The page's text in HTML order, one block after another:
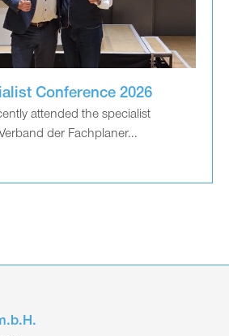
Conference 2026
attended the specialist
der Fachplaner...